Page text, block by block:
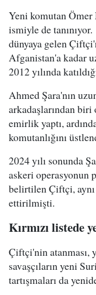
Yeni komutan
ismiyle de
dünyaya gelen
Afganistan'a kadar
2012 yılında
Ahmed Şara'nın
arkadaşlarından
emirlik yaptı,
komutanlığını
2024 yılı sonunda
askeri operasyonun
belirtilen Çiftçi,
ettirilmişti.
Kırmızı listede
Çiftçi'nin atanması,
savaşçıların yeni
tartışmaları da